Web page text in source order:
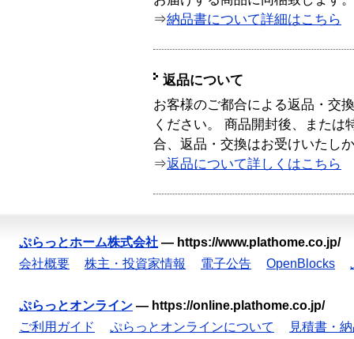
⇒納品書について詳細はこちら
返品について
お客様のご都合による返品・交
ください。 商品開封後、または
合、返品・交換はお受けいたし
⇒返品について詳しくはこちら
ぷらっとホーム株式会社 — https://www.plathome.co.jp/
会社概要
株主・投資家情報 電子公告 OpenBlocks
ぷらっとオンライン — https://online.plathome.co.jp/
ご利用ガイド
ぷらっとオンラインについて
見積書・